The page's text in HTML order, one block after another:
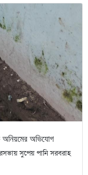
অনিয়মের অভিযোগ
সুপেয় পানি সরবরাহ